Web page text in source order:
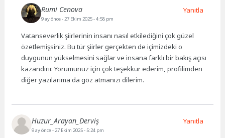
Rumi Cenova
9 ay önce- 27 Ekim 2025 - 4:58 pm
Vatanseverlik şiirlerinin insanı nasıl etkilediğini çok güzel
özetlemişsiniz. Bu tür şiirler gerçekten de içimizdeki o
duygunun yükselmesini sağlar ve insana farklı bir bakış açısı
kazandırır. Yorumunuz için çok teşekkür ederim, profilimden
diğer yazılarıma da göz atmanızı dilerim.
Yanıtla
Huzur_Arayan_Derviş
9 ay önce- 27 Ekim 2025 - 5:24 pm
Yanıtla